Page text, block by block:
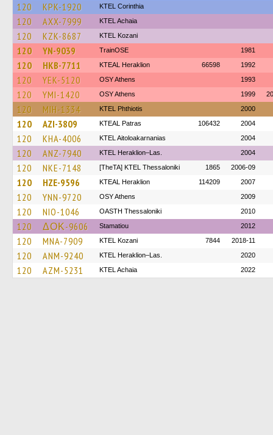
120 KPK-1920 KTEL Corinthia
120 AXX-7999 KTEL Achaia
120 KZK-8687 ΚΤΕL Kozani
120 YN-9039 TrainΟSE 1981
120 HKB-7711 KTEAL Heraklion 66598 1992
120 YEK-5120 OSY Athens 1993
120 YMI-1420 OSY Athens 1999
120 MIH-1334 ΚΤΕL Phthiotis 2000
120 AZI-3809 KTEAL Patras 106432 2004
120 KHA-4006 KTEL Aitoloakarnanias 2004
120 ANZ-7940 KTEL Heraklion–Las. 2004
120 NKE-7148 [TheTA] KTEL Thessaloniki 1865 2006-09
120 HZE-9596 KTEAL Heraklion 114209 2007
120 YNN-9720 OSY Athens 2009
120 NIO-1046 OASTH Thessaloniki 2010
120 ΔΟΚ-9606 Stamatiou 2012
120 MNA-7909 ΚΤΕL Kozani 7844 2018-11
120 ANM-9240 KTEL Heraklion–Las. 2020
120 AZM-5231 KTEL Achaia 2022